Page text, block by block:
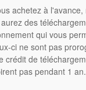
achetez à
des
qui vous
ci ne sont pas
de
pas pendant 1 an.